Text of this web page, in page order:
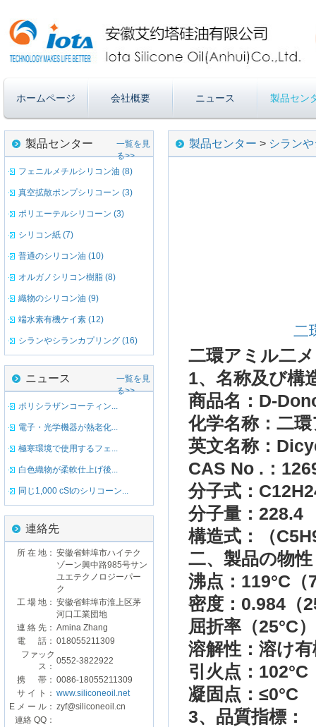
ホームページ 会社概要 ニュース 製品セン
製品センター
一覧を見
る>>
フェニルメチルシリコン油 (8)
真空拡散ポンプシリコーン (3)
ポリエーテルシリコーン (3)
シリコン紙 (7)
普通のシリコン油 (10)
オルガノシリコン樹脂 (8)
織物のシリコン油 (9)
端水素有機ケイ素 (12)
シランやシランカプリング (16)
ニュース
一覧を見
る>>
ポリシラザンコーティン...
電子・光学機器が熱老化...
極寒環境で使用するフェ...
白色織物が柔軟仕上げ後...
同じ1,000 cStのシリコーン...
連絡先
所 在 地： 安徽省蚌埠市ハイテク
ゾーン興中路985号サン
ユエテクノロジーパー
ク
工 場 地： 安徽省蚌埠市淮上区茅
河口工業団地
連 絡 先： Amina Zhang
電 話： 018055211309
ファック
ス：
0552-3822922
携 帯： 0086-18055211309
サ イ ト： www.siliconeoil.net
E メ ー ル： zyf@siliconeoil.cn
連絡 QQ：
製品センター > シラン
二
二環アミル二
1、名称及び構
商品名： D-
化学名称：二環
英文名称：
CAS No . ：
分子式 ：
分子量：228.4
構造式 ： （
二、製品の物性
沸点 ：119°C （
密度 ： 0.984 （
屈折率 （25°C）
溶解性 ：溶け
引火点 ： 102°C
凝固点 ：≤0°C
3、品質指標 ：